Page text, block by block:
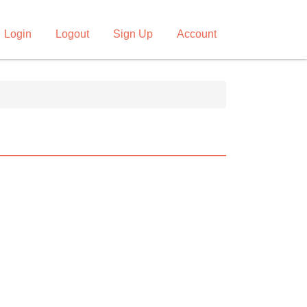
Login Logout Sign Up Account